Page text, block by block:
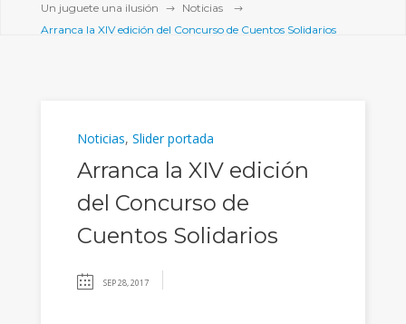
Un juguete una ilusión
Noticias
Arranca la XIV edición del Concurso de Cuentos Solidarios
Noticias, Slider portada
Arranca la XIV edición
del Concurso de
Cuentos Solidarios
SEP 28, 2017